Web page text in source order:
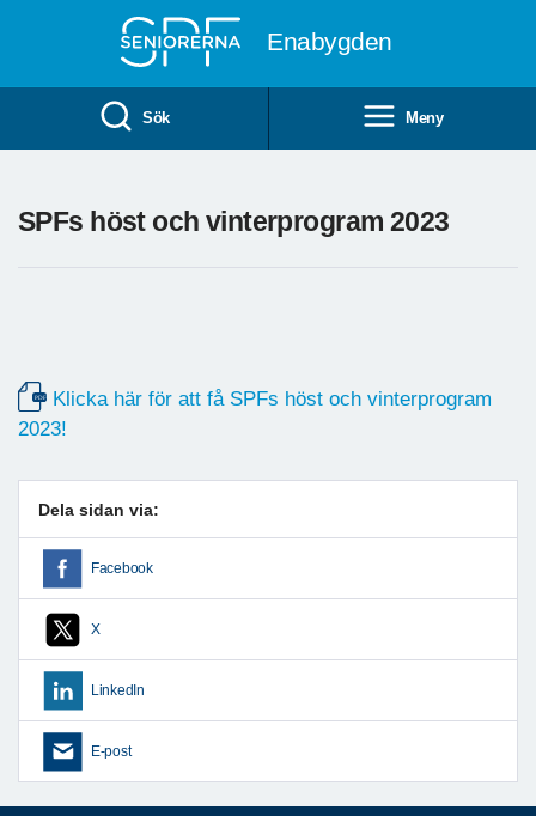
Enabygden
Sök Meny
SPFs höst och vinterprogram 2023
Klicka här för att få SPFs höst och vinterprogram
2023!
Dela sidan via:
Facebook
X
LinkedIn
E-post